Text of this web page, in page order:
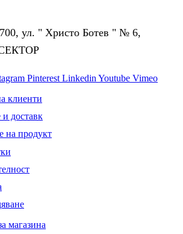
ул. " Христо Ботев " № 6,
Pinterest Linkedin Youtube Vimeo
клиенти
доставк
на продукт
магазина